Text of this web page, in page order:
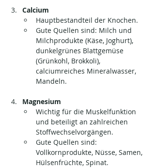
Calcium
Hauptbestandteil der Knochen.
Gute Quellen sind: Milch und
Milchprodukte (Käse, Joghurt),
dunkelgrünes Blattgemüse
(Grünkohl, Brokkoli),
calciumreiches Mineralwasser,
Mandeln.
Magnesium
Wichtig für die Muskelfunktion
und beteiligt an zahlreichen
Stoffwechselvorgängen.
Gute Quellen sind:
Vollkornprodukte, Nüsse, Samen,
Hülsenfrüchte, Spinat.